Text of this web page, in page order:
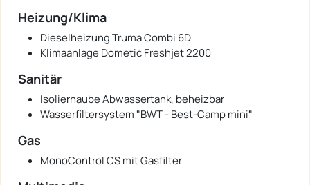
Heizung/Klima
Dieselheizung Truma Combi 6D
Klimaanlage Dometic Freshjet 2200
Sanitär
Isolierhaube Abwassertank, beheizbar
Wasserfiltersystem "BWT - Best-Camp mini"
Gas
MonoControl CS mit Gasfilter